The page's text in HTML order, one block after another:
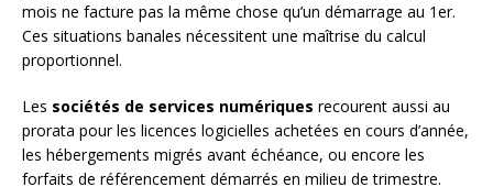
mois ne facture pas la même chose qu’un démarrage au 1er.
Ces situations banales nécessitent une maîtrise du calcul
proportionnel.
Les sociétés de services numériques recourent aussi au
prorata pour les licences logicielles achetées en cours d’année,
les hébergements migrés avant échéance, ou encore les
forfaits de référencement démarrés en milieu de trimestre.